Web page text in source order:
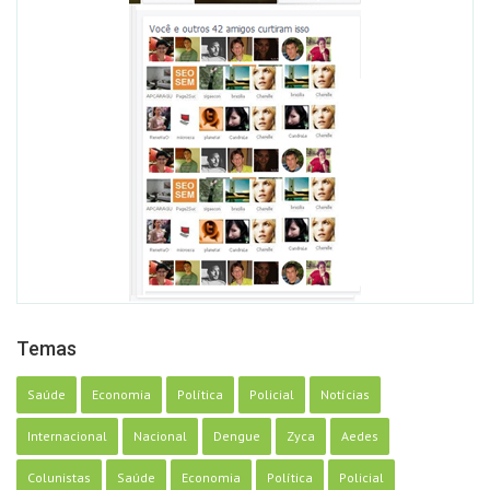
Temas
Saúde Economia Política Policial Notícias
Internacional Nacional Dengue Zyca Aedes
Colunistas Saúde Economia Política Policial